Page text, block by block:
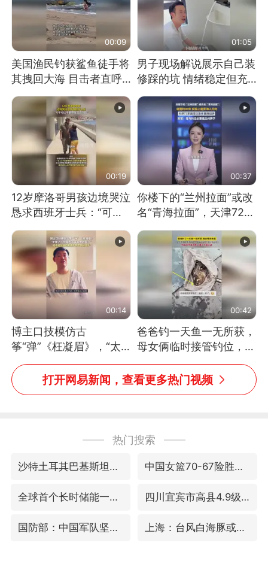
00:09
美国渔民钓获鲨鱼徒手将
其拽回大海 目击者直呼
震惊 （视频来源：参考
消息）
01:05
男子现场解说展示自己装
修踩的坑 情绪稳定但充
满无奈 每处都有精心设
计 但每处都有瑕疵 网
友：一开始我没笑 但看
到洗手盆我没绷住
00:19
12岁摩洛哥男孩边境哭泣
恳求西班牙士兵：“可不
可以不要把我遣返回国”
00:37
你楼下的“兰州拉面”或改
名“青海拉面”，天津72家
面馆已集体更换招牌
00:14
博主口技模仿古
筝“弹”《枉凝眉》，“太
像了～你是吃古筝长大的
吗？”“或将成为首位考级
不带古筝的选手。”（来
00:42
爸爸钓一天鱼一无所获，
母女俩临时接管钓位，用
玩具鱼竿钓上大鱼
打开网易新闻，查看更多热门视频
热门搜索
沙特土耳其巴基斯坦签署共同防务协议 中国女篮70-67险胜尼日利亚女篮
全球首个长时储能一体化产业园量产 四川宜宾市高县4.9级地震致1人死亡
国防部：中国军队坚决反制任何闹海挑衅图谋 上海：台风白海豚或将带来龙卷风